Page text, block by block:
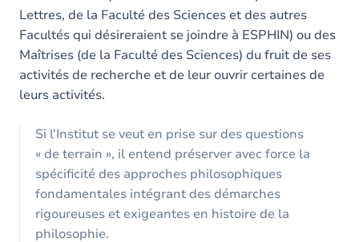
Lettres, de la Faculté des Sciences et des autres
Facultés qui désireraient se joindre à ESPHIN) ou des
Maîtrises (de la Faculté des Sciences) du fruit de ses
activités de recherche et de leur ouvrir certaines de
leurs activités.
Si l'Institut se veut en prise sur des questions
« de terrain », il entend préserver avec force la
spécificité des approches philosophiques
fondamentales intégrant des démarches
rigoureuses et exigeantes en histoire de la
philosophie.